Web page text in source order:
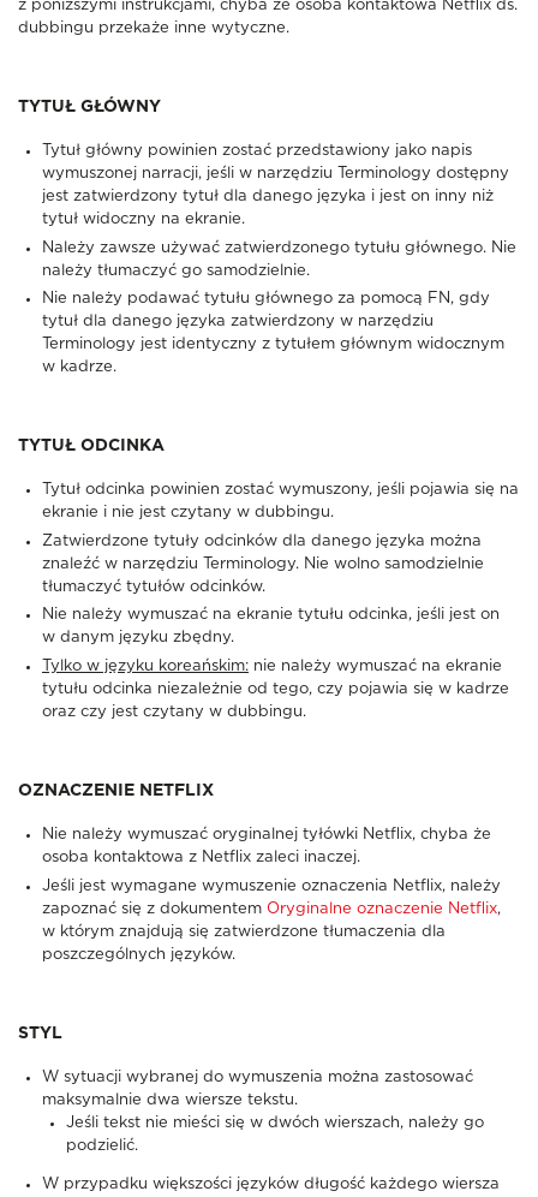
z poniższymi instrukcjami, chyba że osoba kontaktowa Netflix ds.
dubbingu przekaże inne wytyczne.
TYTUŁ GŁÓWNY
Tytuł główny powinien zostać przedstawiony jako napis
wymuszonej narracji, jeśli w narzędziu Terminology dostępny
jest zatwierdzony tytuł dla danego języka i jest on inny niż
tytuł widoczny na ekranie.
Należy zawsze używać zatwierdzonego tytułu głównego. Nie
należy tłumaczyć go samodzielnie.
Nie należy podawać tytułu głównego za pomocą FN, gdy
tytuł dla danego języka zatwierdzony w narzędziu
Terminology jest identyczny z tytułem głównym widocznym
w kadrze.
TYTUŁ ODCINKA
Tytuł odcinka powinien zostać wymuszony, jeśli pojawia się na
ekranie i nie jest czytany w dubbingu.
Zatwierdzone tytuły odcinków dla danego języka można
znaleźć w narzędziu Terminology. Nie wolno samodzielnie
tłumaczyć tytułów odcinków.
Nie należy wymuszać na ekranie tytułu odcinka, jeśli jest on
w danym języku zbędny.
Tylko w języku koreańskim: nie należy wymuszać na ekranie
tytułu odcinka niezależnie od tego, czy pojawia się w kadrze
oraz czy jest czytany w dubbingu.
OZNACZENIE NETFLIX
Nie należy wymuszać oryginalnej tyłówki Netflix, chyba że
osoba kontaktowa z Netflix zaleci inaczej.
Jeśli jest wymagane wymuszenie oznaczenia Netflix, należy
zapoznać się z dokumentem Oryginalne oznaczenie Netflix,
w którym znajdują się zatwierdzone tłumaczenia dla
poszczególnych języków.
STYL
W sytuacji wybranej do wymuszenia można zastosować
maksymalnie dwa wiersze tekstu.
Jeśli tekst nie mieści się w dwóch wierszach, należy go
podzielić.
W przypadku większości języków długość każdego wiersza